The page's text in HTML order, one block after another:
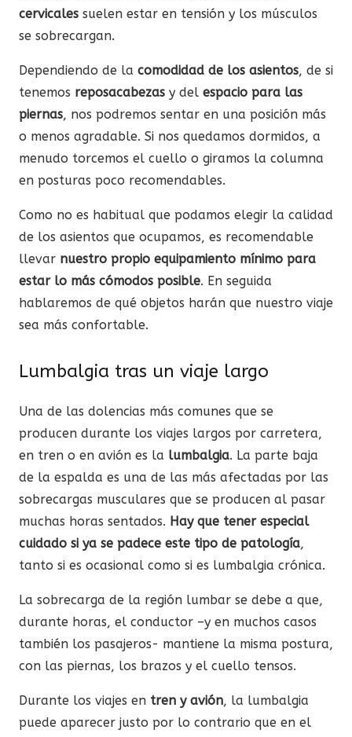
cervicales suelen estar en tensión y los músculos
se sobrecargan.
Dependiendo de la comodidad de los asientos, de si
tenemos reposacabezas y del espacio para las
piernas, nos podremos sentar en una posición más
o menos agradable. Si nos quedamos dormidos, a
menudo torcemos el cuello o giramos la columna
en posturas poco recomendables.
Como no es habitual que podamos elegir la calidad
de los asientos que ocupamos, es recomendable
llevar nuestro propio equipamiento mínimo para
estar lo más cómodos posible. En seguida
hablaremos de qué objetos harán que nuestro viaje
sea más confortable.
Lumbalgia tras un viaje largo
Una de las dolencias más comunes que se
producen durante los viajes largos por carretera,
en tren o en avión es la lumbalgia. La parte baja
de la espalda es una de las más afectadas por las
sobrecargas musculares que se producen al pasar
muchas horas sentados. Hay que tener especial
cuidado si ya se padece este tipo de patología,
tanto si es ocasional como si es lumbalgia crónica.
La sobrecarga de la región lumbar se debe a que,
durante horas, el conductor –y en muchos casos
también los pasajeros- mantiene la misma postura,
con las piernas, los brazos y el cuello tensos.
Durante los viajes en tren y avión, la lumbalgia
puede aparecer justo por lo contrario que en el